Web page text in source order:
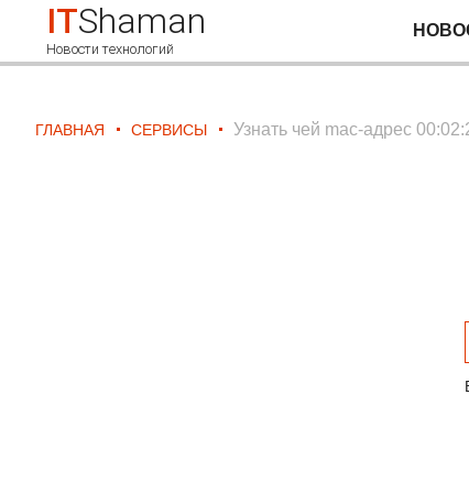
ITShaman
Новости технологий
ГЛАВНАЯ СЕРВИСЫ Узнать чей mac-адрес